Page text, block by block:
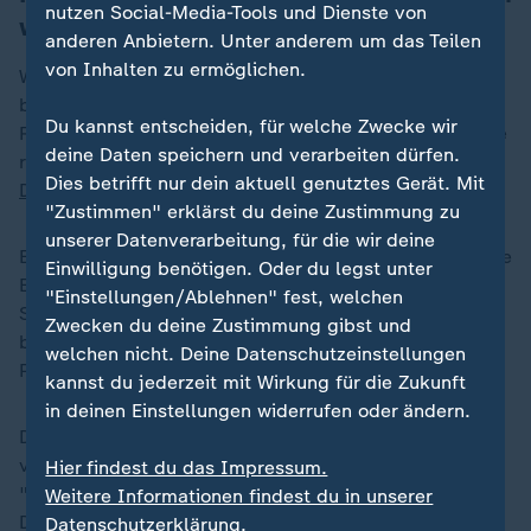
westlichen Diplomaten
Westliche Diplomatinnen und Diplomaten hatten
bereits gefürchtet, dass die USA den ursprünglichen
Resolutionsentwurf nicht unterstützen würden, was die
rhetorische Abkehr von Kiew durch US-Präsident
Donald Trumpdiplomatisch formalisiert hätte.
Ein Gegenentwurf allerdings dürfte eine weitergehende
Eskalation darstellen. Diplomatenkreise sehen den
Schritt auch im Licht einer in westlichen Staaten
befürchteten grundsätzlichen Hinwendung von US-
Präsident Trump zu Kremlchef
Wladimir Putin.
Das überraschende Vorgehen der US-Regierung wurde
von Russlands UN-Vertreter Wassilij Nebensja als
"guter Schritt" gelobt. Westliche Diplomatinnen und
Diplomaten zeigten sich hinter vorgehaltener Hand
nutzen Social-Media-Tools und Dienste von
anderen Anbietern. Unter anderem um das Teilen
von Inhalten zu ermöglichen.
Du kannst entscheiden, für welche Zwecke wir
deine Daten speichern und verarbeiten dürfen.
Dies betrifft nur dein aktuell genutztes Gerät. Mit
"Zustimmen" erklärst du deine Zustimmung zu
unserer Datenverarbeitung, für die wir deine
Einwilligung benötigen. Oder du legst unter
"Einstellungen/Ablehnen" fest, welchen
Zwecken du deine Zustimmung gibst und
welchen nicht. Deine Datenschutzeinstellungen
kannst du jederzeit mit Wirkung für die Zukunft
in deinen Einstellungen widerrufen oder ändern.
Hier findest du das Impressum.
Weitere Informationen findest du in unserer
Datenschutzerklärung.